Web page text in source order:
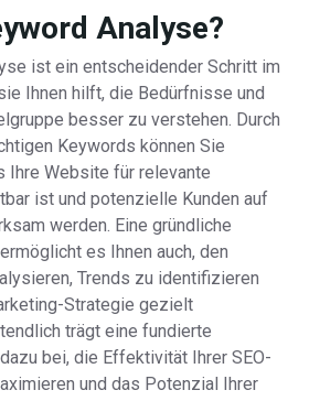
Analyse?
ist ein entscheidender Schritt im
Ihnen hilft, die Bedürfnisse und
besser zu verstehen. Durch
Keywords können Sie
Ihre Website für relevante
ist und potenzielle Kunden auf
werden. Eine gründliche
es Ihnen auch, den
Trends zu identifizieren
Strategie gezielt
trägt eine fundierte
bei, die Effektivität Ihrer SEO-
und das Potenzial Ihrer